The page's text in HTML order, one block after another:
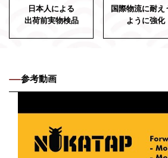
日本人による
出荷前実物検品
国際物流に耐え
ように強化
参考動画